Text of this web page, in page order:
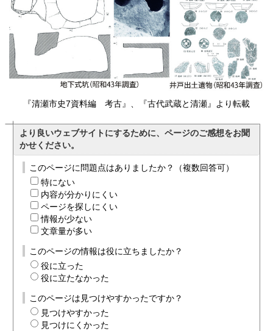
『清瀬市史7資料編 考古』、『古代武蔵と清瀬』より転載
より良いウェブサイトにするために、ページのご感想をお聞
かせください。
このページに問題点はありましたか？（複数回答可）
特にない
内容が分かりにくい
ページを探しにくい
情報が少ない
文章量が多い
このページの情報は役に立ちましたか？
役に立った
役に立たなかった
このページは見つけやすかったですか？
見つけやすかった
見つけにくかった